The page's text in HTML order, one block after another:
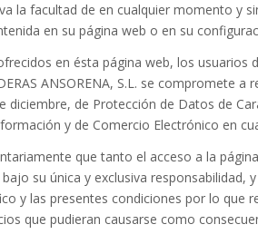
la facultad de en cualquier momento
en su página web o en su
en ésta página web, los usuarios
ANSORENA, S.L. se compromete
diciembre, de Protección de Datos de
y de Comercio Electrónico en
que tanto el acceso a la
su única y exclusiva responsabilidad,
y las presentes condiciones por lo que
que pudieran causarse como